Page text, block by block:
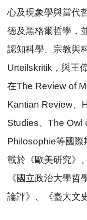
心及現象學與當代
德及黑格爾哲學，
認知科學、宗教與
Urteilskritik ，與王
在The Review of
Kantian Review、
Studies、 The Owl
Philosophie等國際
載於《歐美研究》
《國立政治大學
論評》、《臺大文